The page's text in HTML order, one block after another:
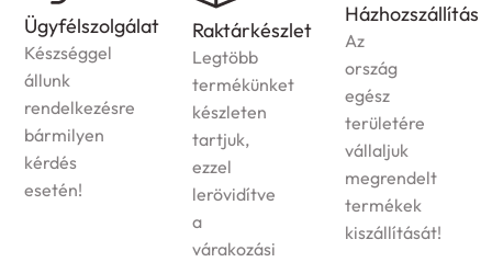
Ügyfélszolgálat
Készséggel
állunk
rendelkezésre
bármilyen
kérdés
esetén!
Raktárkészlet
Legtöbb
termékünket
készleten
tartjuk,
ezzel
lerövidítve
a
várakozási
Házhozszállítás
Az
ország
egész
területére
vállaljuk
megrendelt
termékek
kiszállítását!